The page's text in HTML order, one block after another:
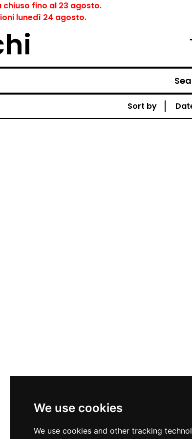
We use cookies
We use cookies and other tracking
fino al 23 agosto.
lunedì 24 agosto.
Sort by